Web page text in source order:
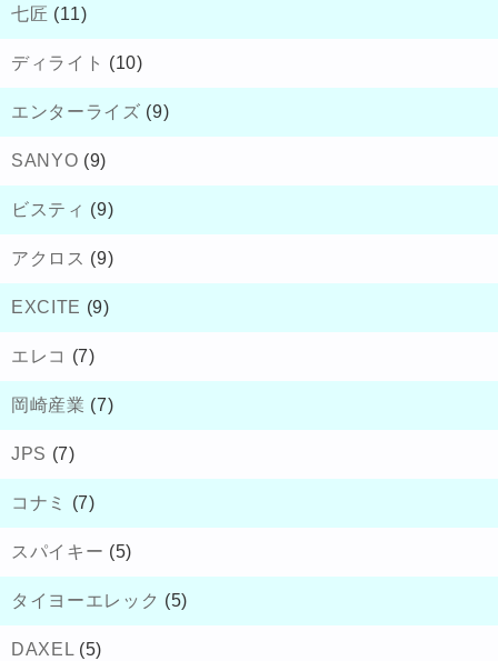
七匠 (11)
ディライト (10)
エンターライズ (9)
SANYO (9)
ビスティ (9)
アクロス (9)
EXCITE (9)
エレコ (7)
岡崎産業 (7)
JPS (7)
コナミ (7)
スパイキー (5)
タイヨーエレック (5)
DAXEL (5)